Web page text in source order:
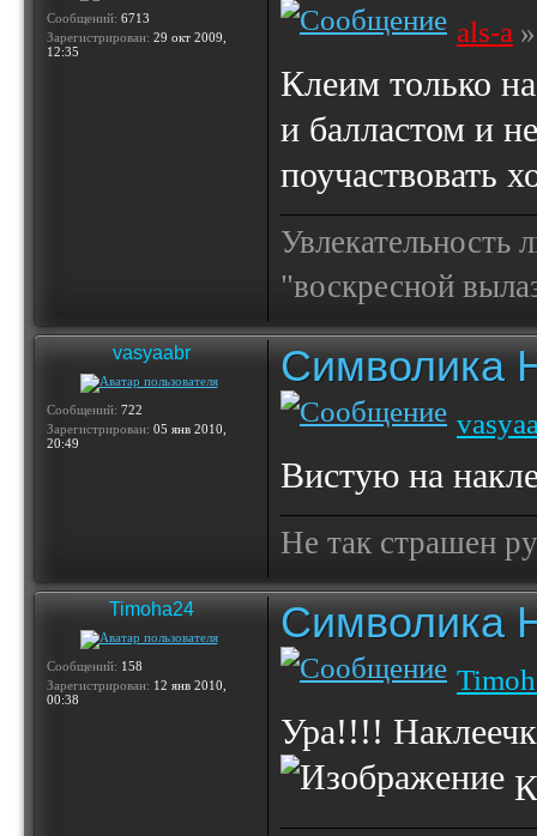
Сообщений: 6713
Зарегистрирован: 29 окт 2009,
12:35
als-a
Клеим только
и балластом и
поучаствовать
Увлекательность
"воскресной
vasyaabr
Сообщений: 722
Зарегистрирован: 05 янв 2010,
20:49
Символика
Вистую на
Не так страшен
Timoha24
Сообщений: 158
Зарегистрирован: 12 янв 2010,
00:38
Символика
Ура!!!!